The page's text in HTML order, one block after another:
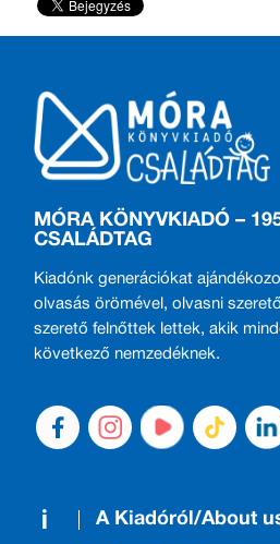
MÓRA KÖNYVKIADÓ –
CSALÁDTAG
Kiadónk generációkat
olvasás örömével, olvasni
szerető felnőttek lettek, akik
következő nemzedéknek.
A Kiadóról/About